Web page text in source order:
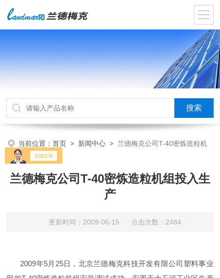
当前位置：首页 > 新闻中心 > 兰德梅克公司T-40密炼造粒机
组投入生产
兰德梅克公司T-40密炼造粒机组投入生
产
更新时间：2009-06-15 点击次数：2484
2009年5月25日，北京兰德梅克科技开发有限公司塑料事业